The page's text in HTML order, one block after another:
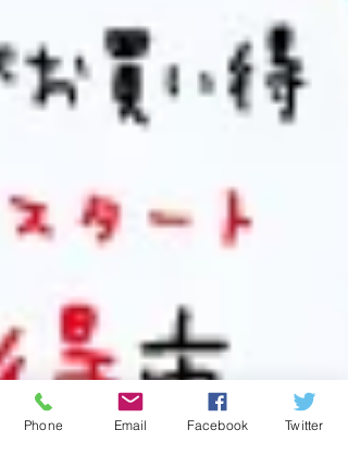
Phone Email Facebook Twitter